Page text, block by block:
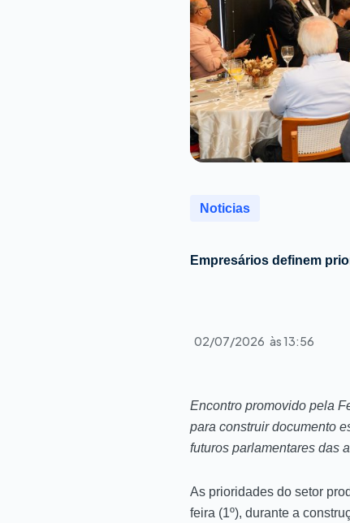
Noticias
Empresários definem
02/07/2026 às13:56
Encontro promovido pela
para construir documento
futuros parlamentares das
As prioridades do setor
feira (1º), durante a